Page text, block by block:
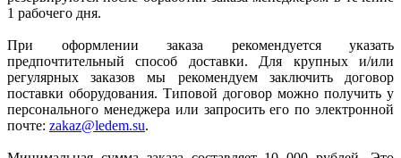
1 рабочего дня.
При оформлении заказа рекомендуется указать
предпочтительный способ доставки. Для крупных и/или
регулярных заказов мы рекомендуем заключить договор
поставки оборудования. Типовой договор можно получить у
персонального менеджера или запросить его по электронной
почте: zakaz@ledem.su.